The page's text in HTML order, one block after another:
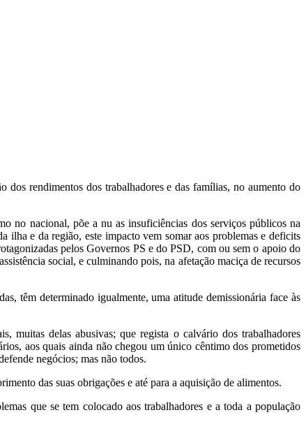
dos rendimentos dos trabalhadores e das famílias, no aumento do
no nacional, põe a nu as insuficiências dos serviços públicos na
ilha e da região, este impacto vem somar aos problemas e deficits
pelos Governos PS e do PSD, com ou sem o apoio do
social, e culminando pois, na afetação maciça de recursos
têm determinado igualmente, uma atitude demissionária face às
muitas delas abusivas; que regista o calvário dos trabalhadores
aos quais ainda não chegou um único cêntimo dos prometidos
negócios; mas não todos.
das suas obrigações e até para a aquisição de alimentos.
que se tem colocado aos trabalhadores e a toda a população